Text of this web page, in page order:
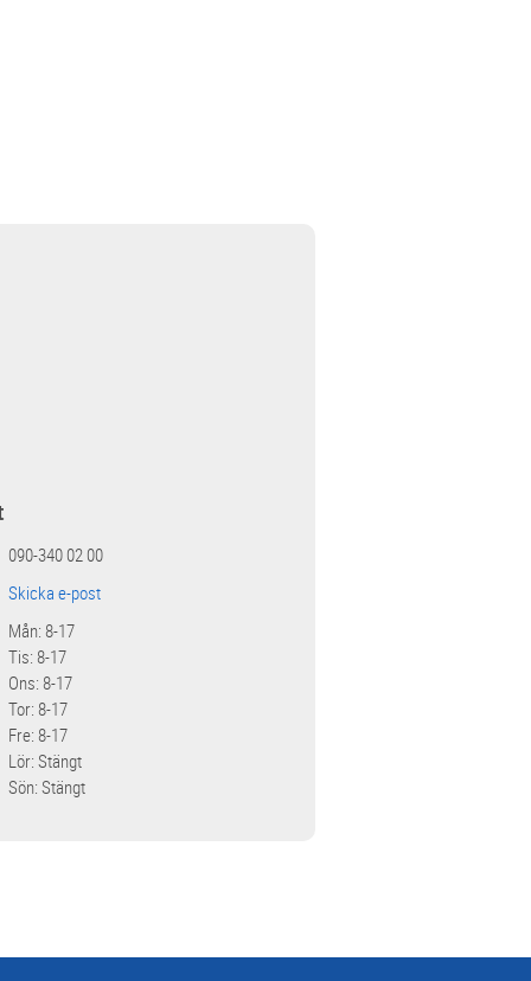
090-340 02 00
Skicka e-post
Mån: 8-17
Tis: 8-17
Ons: 8-17
Tor: 8-17
Fre: 8-17
Lör: Stängt
Sön: Stängt